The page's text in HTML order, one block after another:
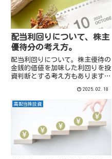
配当利回りについて、株主
優待分の考え方。
配当利回りについて。株主優待の
金銭的価値を加味した利回りを投
資判断とする考え方もあります
考えを整理してみます。
2025.02.18
高配当株投資